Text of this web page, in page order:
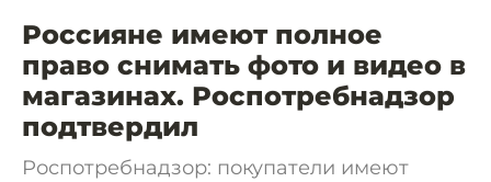
Россияне имеют полное
право снимать фото и видео в
магазинах. Роспотребнадзор
подтвердил
Роспотребнадзор: покупатели имеют